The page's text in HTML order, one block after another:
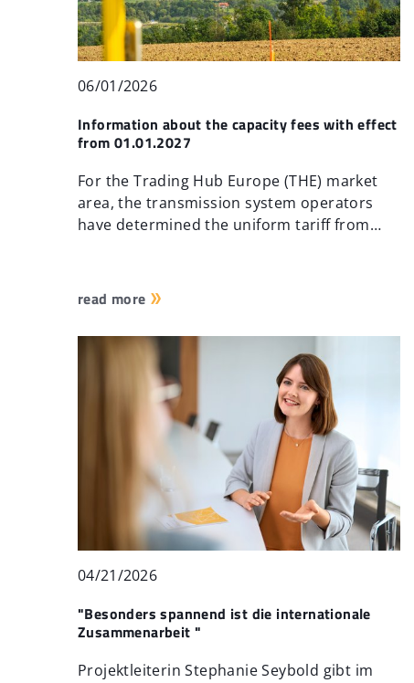
06/01/2026
Information about the capacity fees with effect
from 01.01.2027
For the Trading Hub Europe (THE) market
area, the transmission system operators
have determined the uniform tariff from…
read more
04/21/2026
"Besonders spannend ist die internationale
Zusammenarbeit "
Projektleiterin Stephanie Seybold gibt im